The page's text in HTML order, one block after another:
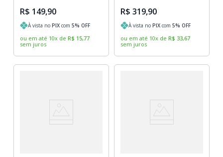
R$ 149,90
À vista noPIX com5% OFF
ou em até 10x de R$ 15,77
sem juros
R$ 319,90
À vista no PIX com 5% OFF
ou em até 10x de R$ 33,67
sem juros